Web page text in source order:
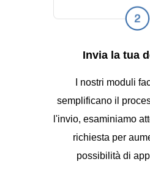
Invia la tua
I nostri moduli
semplificano il
l'invio, esaminiamo
richiesta per
possibilità di